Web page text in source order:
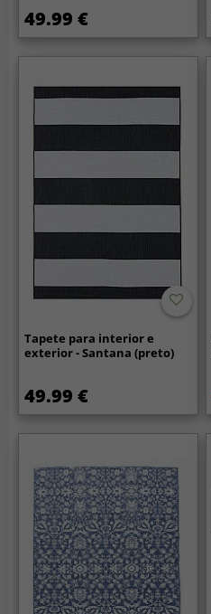
49.99 €
Tapete para interior e
exterior - Santana (preto)
49.99 €